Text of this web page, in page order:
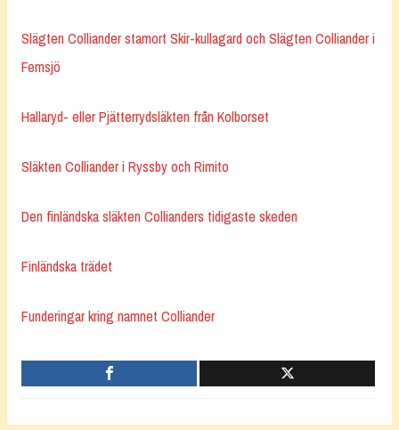
Slägten Colliander stamort Skir-kullagard och Slägten Colliander i
Femsjö
Hallaryd- eller Pjätterrydsläkten från Kolborset
Släkten Colliander i Ryssby och Rimito
Den finländska släkten Collianders tidigaste skeden
Finländska trädet
Funderingar kring namnet Colliander